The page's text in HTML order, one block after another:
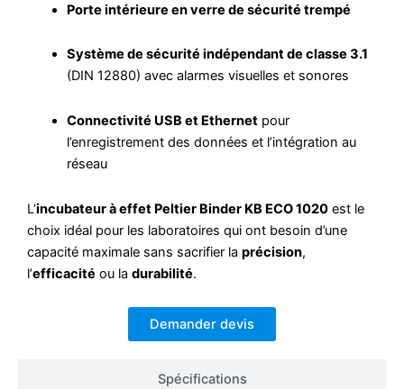
Spécifications
Porte intérieure en verre de sécurité trempé
Système de sécurité indépendant de classe 3.1
(DIN 12880) avec alarmes visuelles et sonores
Connectivité USB et Ethernetpour
l’enregistrement des données et l’intégration au
réseau
L’incubateur à effet Peltier Binder KB ECO 1020 est le
choix idéal pour les laboratoires qui ont besoin d’une
capacité maximale sans sacrifier la précision,
l’efficacité ou la durabilité.
Demander devis